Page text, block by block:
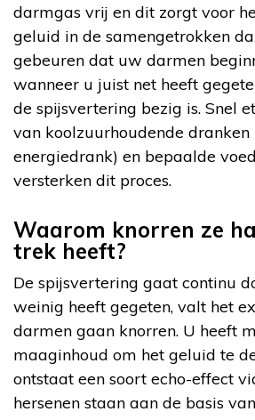
darmgas vrij en dit zorgt voor
geluid in de samengetrokken
gebeuren dat uw darmen
wanneer u juist net heeft
de spijsvertering bezig is. Snel
van koolzuurhoudende
energiedrank) en bepaalde
versterken dit proces.
Waarom knorren ze
trek heeft?
De spijsvertering gaat continu
weinig heeft gegeten, valt het
darmen gaan knorren. U heeft
maaginhoud om het geluid te
ontstaat een soort echo-effect
hersenen staan aan de basis